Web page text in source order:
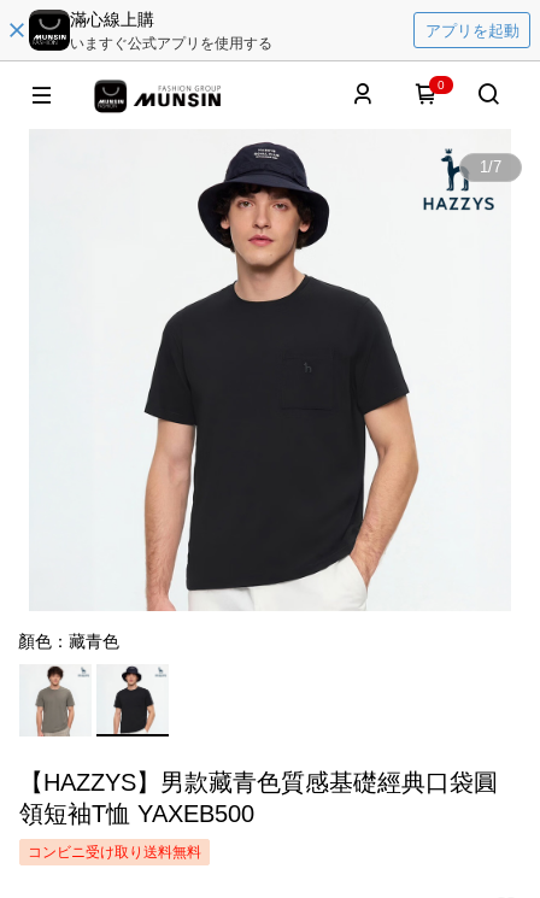
滿心線上購
いますぐ公式アプリを使用する
アプリを起動
0
1/7
顏色：藏青色
【HAZZYS】男款藏青色質感基礎經典口袋圓
領短袖T恤 YAXEB500
コンビニ受け取り送料無料